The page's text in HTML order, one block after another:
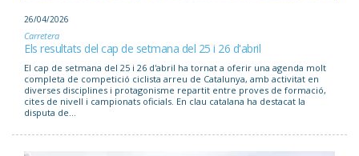
26/04/2026
Carretera
Els resultats del cap de setmana del 25 i 26 d'abril
El cap de setmana del 25 i 26 d'abril ha tornat a oferir una agenda molt
completa de competició ciclista arreu de Catalunya, amb activitat en
diverses disciplines i protagonisme repartit entre proves de formació,
cites de nivell i campionats oficials. En clau catalana ha destacat la
disputa de...